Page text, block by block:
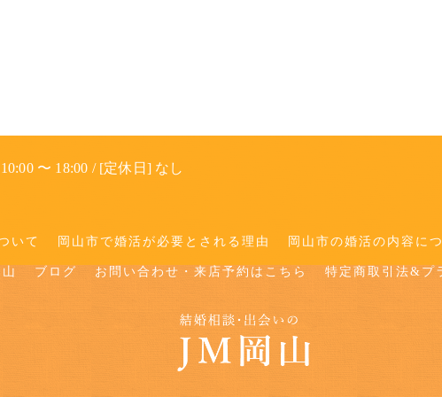
〜 18:00 / [定休日] なし
いて 岡山市で婚活が必要とされる理由 岡山市の婚活の内容に
ブログ お問い合わせ・来店予約はこちら 特定商取引法&プ